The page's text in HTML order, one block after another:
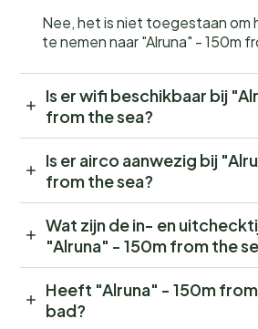
Nee, het is niet toegestaan om
te nemen naar "Alruna" - 150m
Is er wifi beschikbaar bij
from the sea?
Is er airco aanwezig bij
from the sea?
Wat zijn de in- en
"Alruna" - 150m from the
Heeft "Alruna" - 150m
bad?